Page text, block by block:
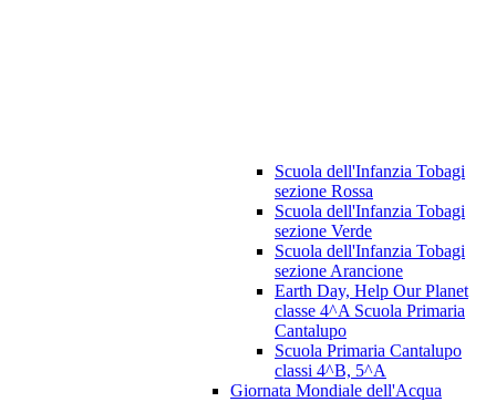
Scuola dell'Infanzia Tobagi
sezione Rossa
Scuola dell'Infanzia Tobagi
sezione Verde
Scuola dell'Infanzia Tobagi
sezione Arancione
Earth Day, Help Our Planet
classe 4^A Scuola Primaria
Cantalupo
Scuola Primaria Cantalupo
classi 4^B, 5^A
Giornata Mondiale dell'Acqua